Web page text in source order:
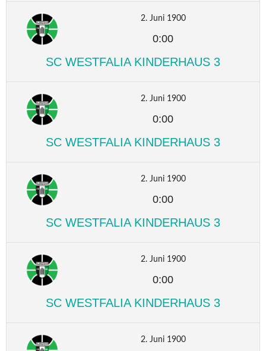
2. Juni 1900
0:00
SC WESTFALIA KINDERHAUS 3
2. Juni 1900
0:00
SC WESTFALIA KINDERHAUS 3
2. Juni 1900
0:00
SC WESTFALIA KINDERHAUS 3
2. Juni 1900
0:00
SC WESTFALIA KINDERHAUS 3
2. Juni 1900